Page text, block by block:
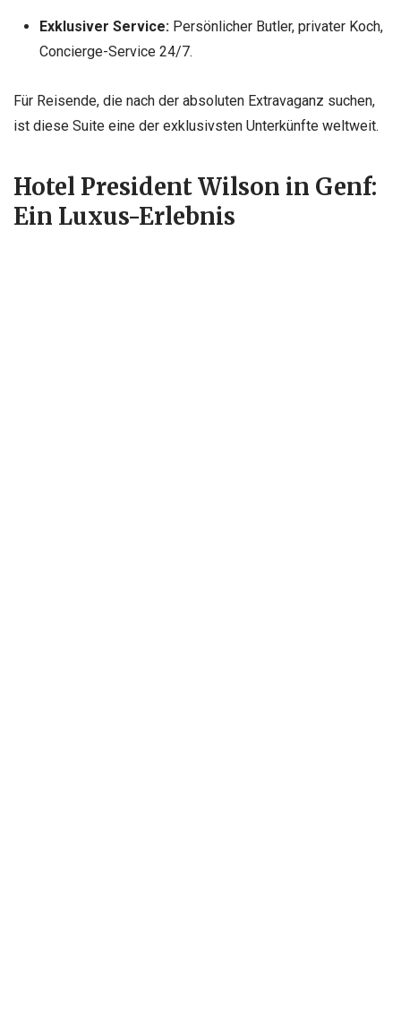
Exklusiver Service:Persönlicher Butler, privater Koch,
Concierge-Service 24/7.
Für Reisende, die nach der absoluten Extravaganz suchen,
ist diese Suite eine der exklusivsten Unterkünfte weltweit.
Hotel President Wilson in Genf:
Ein Luxus-Erlebnis